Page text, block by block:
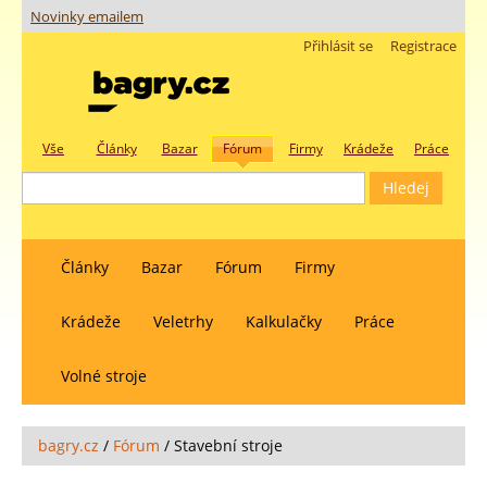
Novinky emailem
Registrace
Přihlásit se
Vše Články Bazar Fórum Firmy Krádeže Práce
Články Bazar Fórum Firmy
Krádeže Veletrhy Kalkulačky Práce
Volné stroje
bagry.cz / Fórum / Stavební stroje